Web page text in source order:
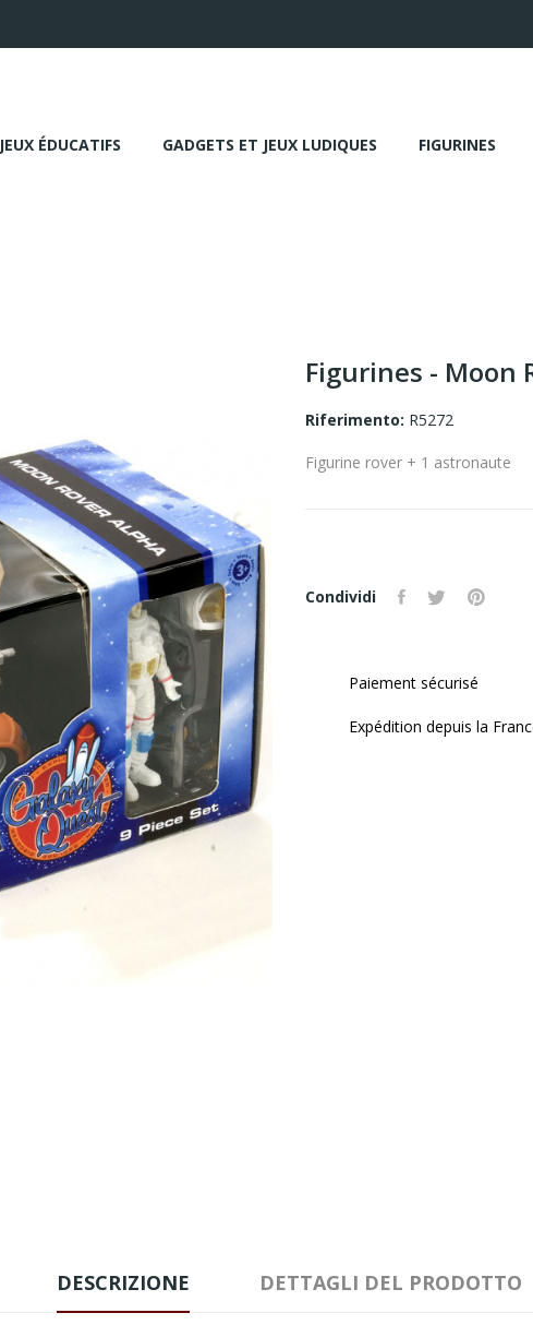
JEUX ÉDUCATIFS GADGETS ET JEUX LUDIQUES FIGURINES
Figurines - Moon
Riferimento: R5272
Figurine rover + 1 astronaute
Condividi
Paiement sécurisé
Expédition depuis la
DESCRIZIONE DETTAGLI DEL PRODOTTO